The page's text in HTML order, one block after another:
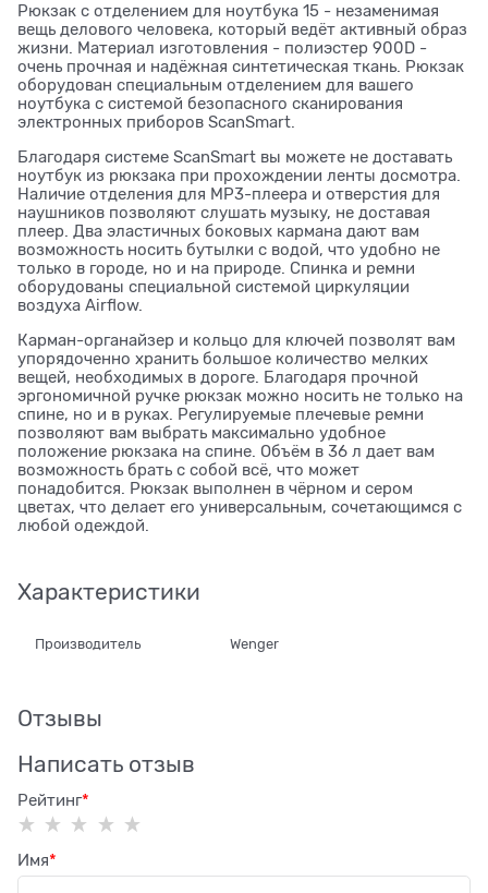
Рюкзак с отделением для ноутбука 15 - незаменимая
вещь делового человека, который ведёт активный образ
жизни. Материал изготовления - полиэстер 900D -
очень прочная и надёжная синтетическая ткань. Рюкзак
оборудован специальным отделением для вашего
ноутбука с системой безопасного сканирования
электронных приборов ScanSmart.
Благодаря системе ScanSmart вы можете не доставать
ноутбук из рюкзака при прохождении ленты досмотра.
Наличие отделения для MP3-плеера и отверстия для
наушников позволяют слушать музыку, не доставая
плеер. Два эластичных боковых кармана дают вам
возможность носить бутылки с водой, что удобно не
только в городе, но и на природе. Спинка и ремни
оборудованы специальной системой циркуляции
воздуха Airflow.
Карман-органайзер и кольцо для ключей позволят вам
упорядоченно хранить большое количество мелких
вещей, необходимых в дороге. Благодаря прочной
эргономичной ручке рюкзак можно носить не только на
спине, но и в руках. Регулируемые плечевые ремни
позволяют вам выбрать максимально удобное
положение рюкзака на спине. Объём в 36 л дает вам
возможность брать с собой всё, что может
понадобится. Рюкзак выполнен в чёрном и сером
цветах, что делает его универсальным, сочетающимся с
любой одеждой.
Характеристики
Производитель Wenger
Отзывы
Написать отзыв
Рейтинг
Имя